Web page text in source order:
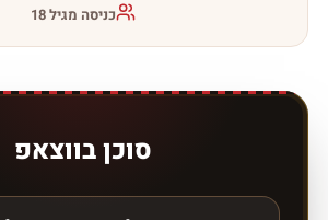
כניסה מגיל 18
סוכן בווצאפ